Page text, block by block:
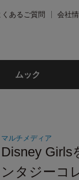
くあるご質問 会社
ムック
マルチメディア
Disney Girls
ンタジーコ